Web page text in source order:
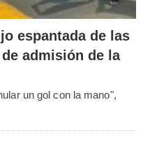
espantada de las
admisión de la
un gol con la mano",